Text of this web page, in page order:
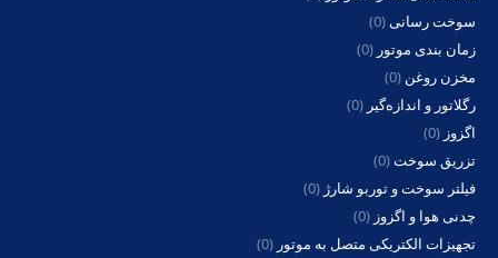
سوخت رسانی(0)
زمان بندی موتور (0)
مخزن روغن (0)
رگلاتور و اندازه‌گیر (0)
اگزوز (0)
تزریق سوخت(0)
فیلتر سوخت و توربو شارژ (0)
چدنی هوا و اگزوز (0)
تجهیزات الکتریکی متصل به موتور (0)